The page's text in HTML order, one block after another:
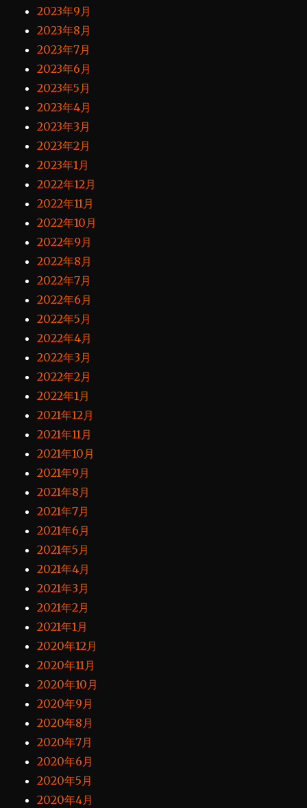
2023年9月
2023年8月
2023年7月
2023年6月
2023年5月
2023年4月
2023年3月
2023年2月
2023年1月
2022年12月
2022年11月
2022年10月
2022年9月
2022年8月
2022年7月
2022年6月
2022年5月
2022年4月
2022年3月
2022年2月
2022年1月
2021年12月
2021年11月
2021年10月
2021年9月
2021年8月
2021年7月
2021年6月
2021年5月
2021年4月
2021年3月
2021年2月
2021年1月
2020年12月
2020年11月
2020年10月
2020年9月
2020年8月
2020年7月
2020年6月
2020年5月
2020年4月